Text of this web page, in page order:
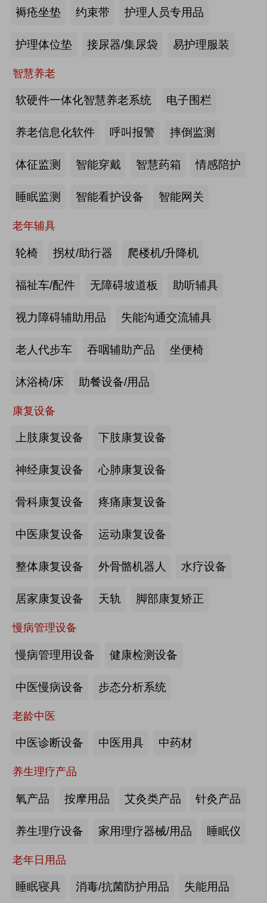
褥疮坐垫 约束带 护理人员专用品
护理体位垫 接尿器/集尿袋 易护理服装
智慧养老
软硬件一体化智慧养老系统 电子围栏
养老信息化软件 呼叫报警 摔倒监测
体征监测 智能穿戴 智慧药箱 情感陪护
睡眠监测 智能看护设备 智能网关
老年辅具
轮椅 拐杖/助行器 爬楼机/升降机
福祉车/配件 无障碍坡道板 助听辅具
视力障碍辅助用品 失能沟通交流辅具
老人代步车 吞咽辅助产品 坐便椅
沐浴椅/床 助餐设备/用品
康复设备
上肢康复设备 下肢康复设备
神经康复设备 心肺康复设备
骨科康复设备 疼痛康复设备
中医康复设备 运动康复设备
整体康复设备 外骨骼机器人 水疗设备
居家康复设备 天轨 脚部康复矫正
慢病管理设备
慢病管理用设备 健康检测设备
中医慢病设备 步态分析系统
老龄中医
中医诊断设备 中医用具 中药材
养生理疗产品
氧产品 按摩用品 艾灸类产品 针灸产品
养生理疗设备 家用理疗器械/用品 睡眠仪
老年日用品
睡眠寝具 消毒/抗菌防护用品 失能用品
业陆家嘴峰会议程首发，早鸟通道同
步开放
来源:养老福祉圈 2026-07-23
施数量已达39.6万个
来源:中国新闻网
展千人老年脑健康专项关爱活动
来源:养老福祉圈 2026-07-13
焕新银发日常 虹桥镇持续推进老年
友好社区建设工作
未来医养 · 智建绿康——中国医养融
来源:注册会员
海量养老行业资源
【如愿】升降浴室柜-海尔智慧康养
来源:注册会员
海尔电动轮椅-海尔智慧康养
来源:注册会员
懒人血压计M8-海尔智慧康养
来源:注册会员